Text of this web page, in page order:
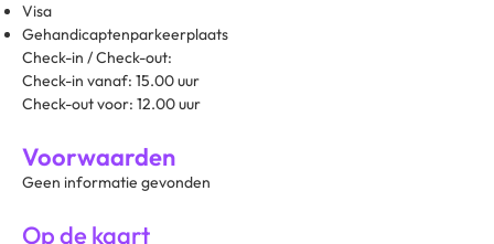
Visa
Gehandicaptenparkeerplaats
Check-in / Check-out:
Check-in vanaf: 15.00 uur
Check-out voor: 12.00 uur
Voorwaarden
Geen informatie gevonden
Op de kaart